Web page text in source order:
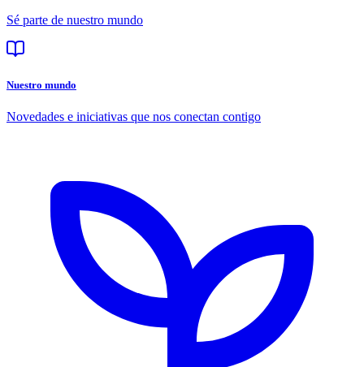
Sé parte de nuestro mundo
Nuestro mundo
Novedades e iniciativas que nos conectan contigo